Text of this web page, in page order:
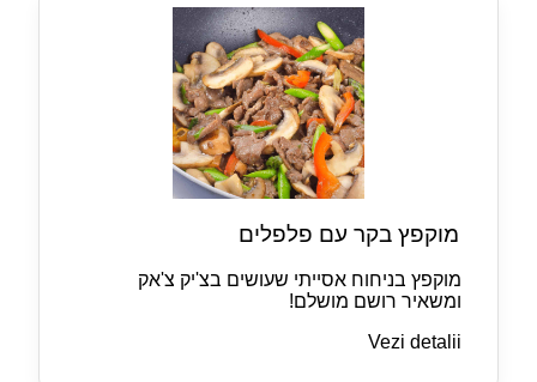
מוקפץ בקר עם פלפלים
מוקפץ בניחוח אסייתי שעושים בצ'יק צ'אק
ומשאיר רושם מושלם!
Vezi detalii